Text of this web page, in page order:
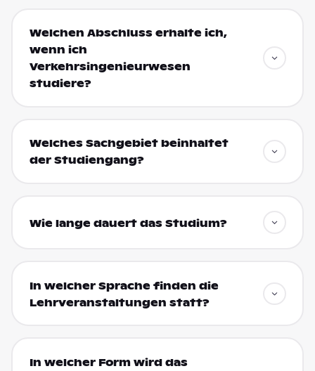
Welchen Abschluss erhalte ich,
wenn ich
Verkehrsingenieurwesen
studiere?
Welches Sachgebiet beinhaltet
der Studiengang?
Wie lange dauert das Studium?
In welcher Sprache finden die
Lehrveranstaltungen statt?
In welcher Form wird das